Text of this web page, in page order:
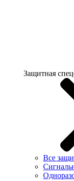
Защитная
Все